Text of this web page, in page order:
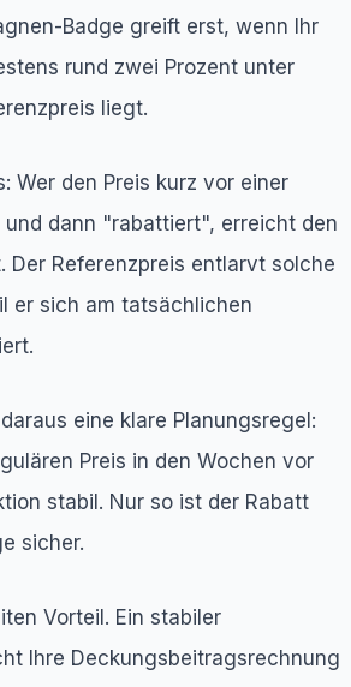
Badge greift erst, wenn Ihr
rund zwei Prozent unter
liegt.
Wer den Preis kurz vor einer
dann "rabattiert", erreicht den
Der Referenzpreis entlarvt solche
er sich am tatsächlichen
eine klare Planungsregel:
Preis in den Wochen vor
stabil. Nur so ist der Rabatt
sicher.
Vorteil. Ein stabiler
Ihre Deckungsbeitragsrechnung